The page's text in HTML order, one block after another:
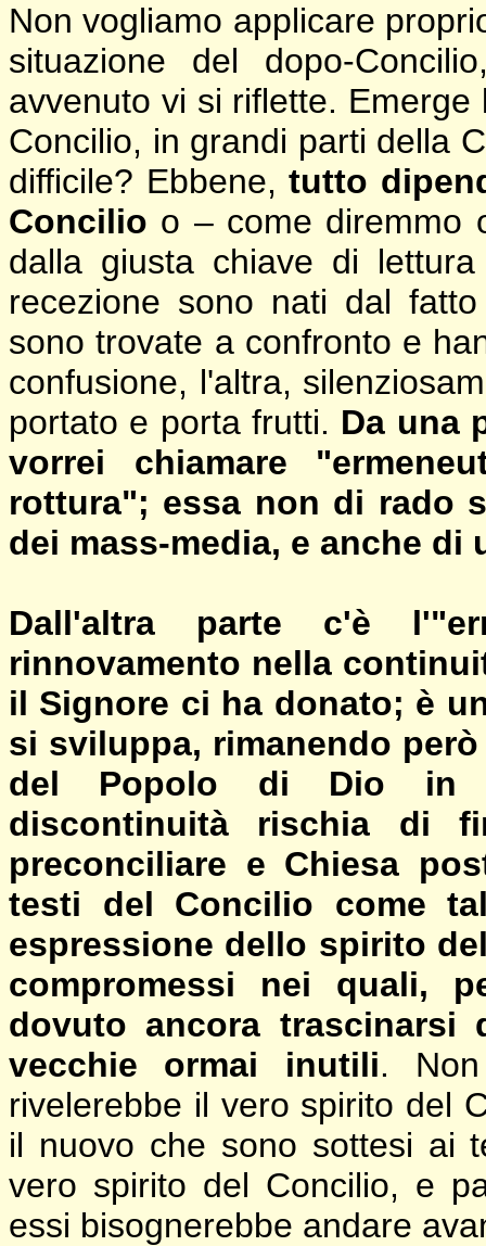
Non vogliamo applicare
situazione del dopo-
avvenuto vi si riflette.
Concilio, in grandi parti della
difficile? Ebbene,tutto
Concilio o – come diremmo
dalla giusta chiave di
recezione sono nati dal
sono trovate a confronto e
confusione, l'altra,
portato e porta frutti. Da una
vorrei chiamare
rottura"; essa non di rado
dei mass-media, e anche di
Dall'altra parte c'è
rinnovamento nella
il Signore ci ha donato; è
si sviluppa, rimanendo
del Popolo di Dio in
discontinuità rischia di
preconciliare e Chiesa
testi del Concilio come
espressione dello spirito
compromessi nei quali,
dovuto ancora trascinarsi
vecchie ormai inutili.
rivelerebbe il vero spirito del
il nuovo che sono sottesi ai
vero spirito del Concilio, e
essi bisognerebbe andare